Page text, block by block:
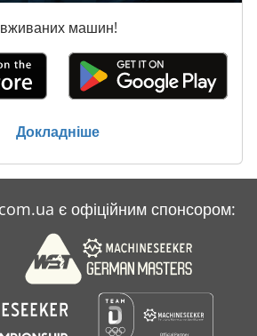
машин!
Докладніше
є офіційним спонсором: